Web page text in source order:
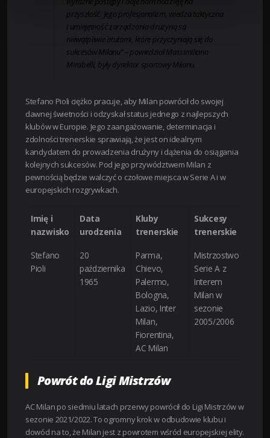
przyszłość. Jego profesjonalizm, wiedza taktyczna
i umiejętność zarządzania drużyną są
niewątpliwie atutami, które przyczyniają się do
sukcesów Milanu” – powiedział Massimiliano
Mirabelli, były dyrektor sportowy Milanu.
Stefano Pioli ciężko pracuje, aby Milan powrócił do swojej
dawnej świetności i odzyskał status jednego z najlepszych
klubów w Europie. Jego zaangażowanie, determinacja i
zdolności trenerskie sprawiają, że jest on idealnym
kandydatem do prowadzenia drużyny i dążenia do osiągania
kolejnych sukcesów. Pod jego przywództwem Milan z
pewnością będzie walczyć o czołowe miejsca w Serie A i w
europejskich rozgrywkach.
Imię i
nazwisko
Data
urodzenia
Kluby
trenerskie
Sukcesy
trenerskie
Stefano
Pioli
20
października
1965
Parma,
Chievo,
Palermo,
Bologna,
Lazio, Inter
Milan,
Fiorentina,
AC Milan
Mistrzostwo
Serie A z
Interem
Milan w
sezonie
2005/2006
Powrót do Ligi Mistrzów
AC Milan po siedmiu latach przerwy powrócił do Ligi Mistrzów w
sezonie 2021/2022. To ogromny krok w odbudowie klubu i
dowód na to, że Milan jest z powrotem wśród europejskiej elity.